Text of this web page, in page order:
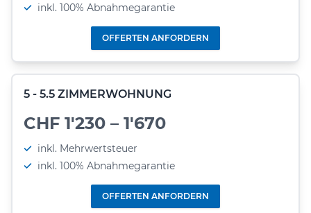
inkl. 100% Abnahmegarantie
OFFERTEN ANFORDERN
5 - 5.5 ZIMMERWOHNUNG
CHF 1'230 – 1'670
inkl. Mehrwertsteuer
inkl. 100% Abnahmegarantie
OFFERTEN ANFORDERN